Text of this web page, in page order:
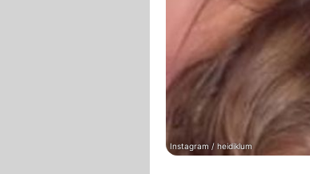
Instagram / heidiklum